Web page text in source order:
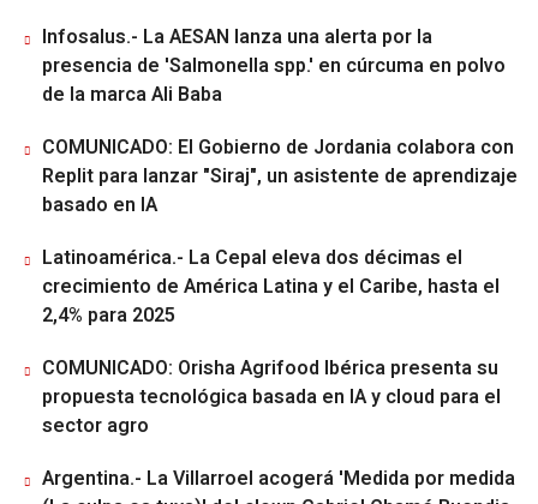
Infosalus.- La AESAN lanza una alerta por la
presencia de 'Salmonella spp.' en cúrcuma en polvo
de la marca Ali Baba
COMUNICADO: El Gobierno de Jordania colabora con
Replit para lanzar "Siraj", un asistente de aprendizaje
basado en IA
Latinoamérica.- La Cepal eleva dos décimas el
crecimiento de América Latina y el Caribe, hasta el
2,4% para 2025
COMUNICADO: Orisha Agrifood Ibérica presenta su
propuesta tecnológica basada en IA y cloud para el
sector agro
Argentina.- La Villarroel acogerá 'Medida por medida